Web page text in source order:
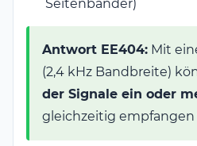
Seitenbänder)
Antwort EE404: Mit
(2,4 kHz Bandbreite)
der Signale ein oder
gleichzeitig empfangen